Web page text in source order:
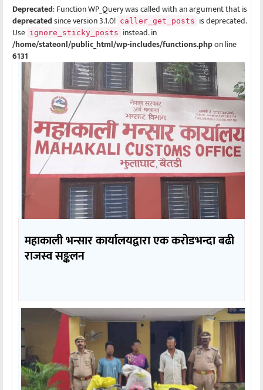
Deprecated: Function WP_Query was called with an argument that is
deprecatedsince version 3.1.0! caller_get_posts is deprecated.
Use ignore_sticky_posts instead. in
/home/stateonl/public_html/wp-includes/functions.phpon line
6131
महाकाली भन्सार कार्यालयद्वारा एक करोडभन्दा बढी
राजस्व सङ्कलन